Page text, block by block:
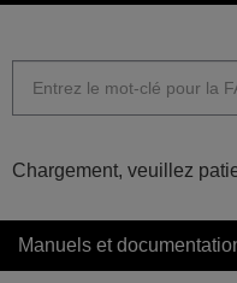
Chargement, veuillez
Manuels et